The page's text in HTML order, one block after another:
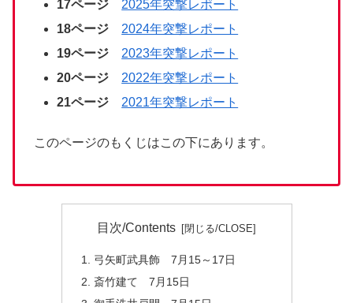
17ページ
2025年突撃レポート
18ページ
2024年突撃レポート
19ページ
2023年突撃レポート
20ページ
2022年突撃レポート
21ページ 2021年突撃レポート
このページのもくじはこの下にあります。
目次/Contents
弓矢町武具飾 7月15～17日
斎竹建て 7月15日